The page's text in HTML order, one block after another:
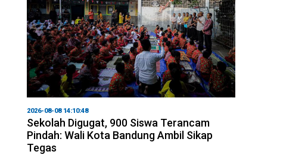
2026-08-08 14:10:48
Sekolah Digugat, 900 Siswa Terancam
Pindah: Wali Kota Bandung Ambil Sikap
Tegas